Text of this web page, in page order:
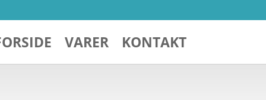
VARER KONTAKT